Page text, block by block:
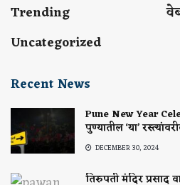
Trending
Uncategorized
Recent News
Pune New Year
पुण्यातील ‘या’
DECEMBER 30, 2024
तिरुपती मंदिर प्रसाद